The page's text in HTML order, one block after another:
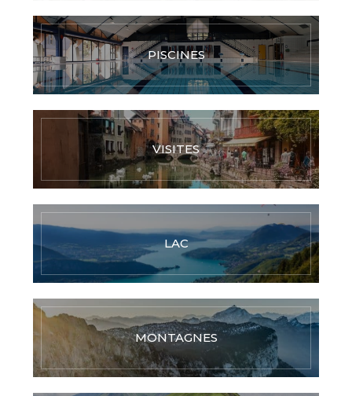
PISCINES
VISITES
LAC
MONTAGNES